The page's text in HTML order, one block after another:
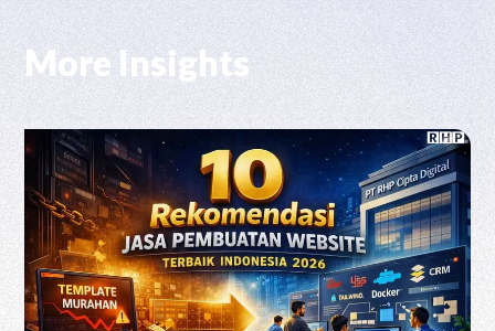
More Insights